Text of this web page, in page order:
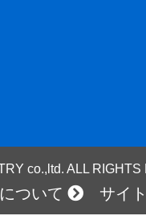
co.,ltd. ALL
ついて サイ